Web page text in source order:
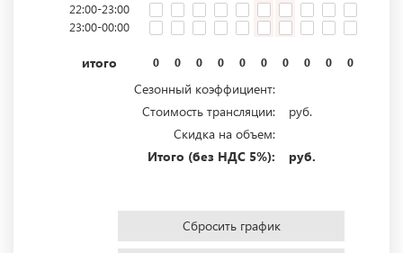
22:00-23:00
23:00-00:00
итого 0 0 0 0 0 0 0 0 0 0
Сезонный коэффициент:
Стоимость трансляции:
руб.
Скидка на объем:
Итого (без НДС 5%):
руб.
Сбросить график